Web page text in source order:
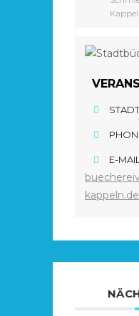
E-MAIL
kappeln.de